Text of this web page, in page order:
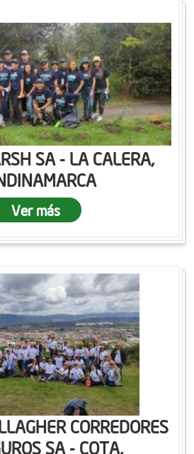
SA - LA CALERA,
Ver más
CORREDORES
SA - COTA,